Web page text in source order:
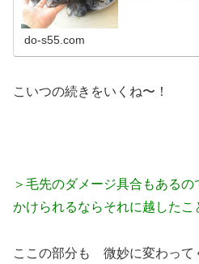
do-s55.com
こいつの続きをいくね〜！
＞毛先のダメージ具合もある
かけられるならそれに越したこ
ここの部分も 微妙に変わって